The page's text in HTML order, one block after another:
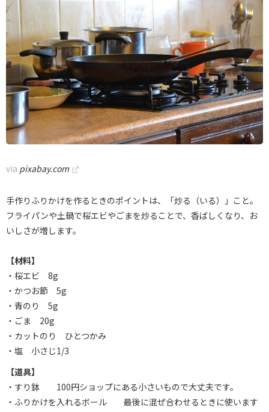
via pixabay.com
手作りふりかけを作るときのポイントは、「炒る（いる）」こと。
フライパンや土鍋で桜エビやごまを炒ることで、香ばしくなり、お
いしさが増します。
【材料】
・桜エビ 8g
・かつお節 5g
・青のり 5g
・ごま 20g
・カットのり ひとつかみ
・塩 小さじ1/3
【道具】
・すり鉢 100円ショップにある小さいもので大丈夫です。
・ふりかけを入れるボール 最後に混ぜ合わせるときに使います